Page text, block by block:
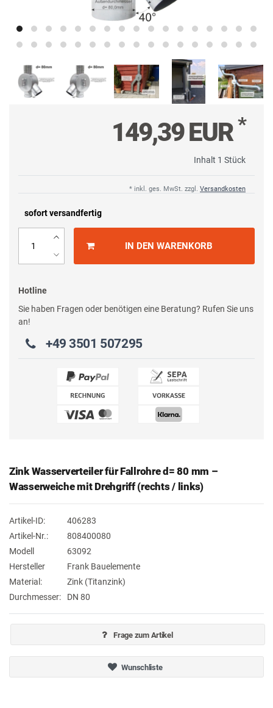
149,39 EUR*
Inhalt 1 Stück
* inkl. ges. MwSt. zzgl. Versandkosten
sofort versandfertig
IN DEN WARENKORB
Hotline
Sie haben Fragen oder benötigen eine Beratung? Rufen Sie uns
an!
+49 3501 507295
Zink Wasserverteiler für Fallrohre d= 80 mm –
Wasserweiche mit Drehgriff (rechts / links)
Artikel-ID:
406283
Artikel-Nr.:
808400080
Modell
63092
Hersteller
Frank Bauelemente
Material:
Zink (Titanzink)
Durchmesser:
DN 80
Frage zum Artikel
Wunschliste